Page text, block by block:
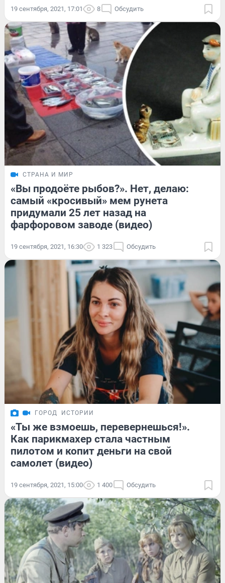
19 сентября, 2021, 17:01 8 Обсудить
СТРАНА И МИР
«Вы продоёте рыбов?». Нет, делаю:
самый «кросивый» мем рунета
придумали 25 лет назад на
фарфоровом заводе (видео)
19 сентября, 2021, 16:30 1 323 Обсудить
ГОРОД ИСТОРИИ
«Ты же взмоешь, перевернешься!».
Как парикмахер стала частным
пилотом и копит деньги на свой
самолет (видео)
19 сентября, 2021, 15:00 1 400 Обсудить